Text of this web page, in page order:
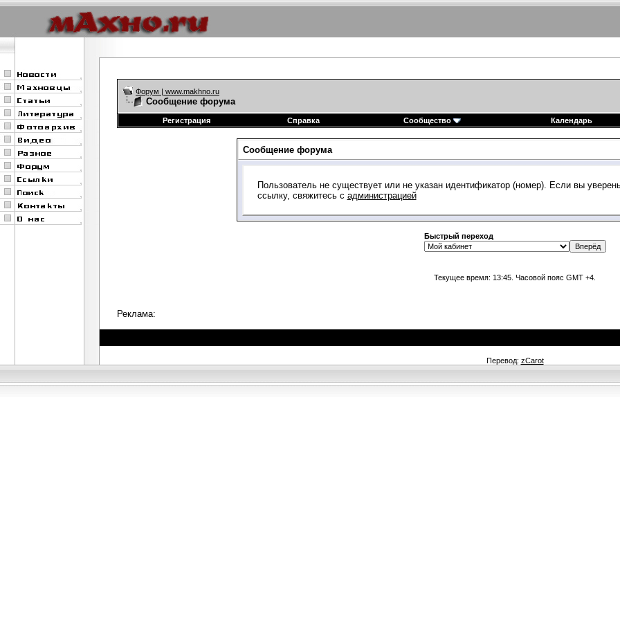
Форум | www.makhno.ru
Сообщение форума
Регистрация
Справка Сообщество Календарь
Сообщение форума
Пользователь не существует или не указан идентификатор (номер). Если вы
ссылку, свяжитесь с администрацией
Быстрый переход
Текущее время: 13:45 . Часовой пояс GMT +4.
Реклама:
Перевод: zCarot